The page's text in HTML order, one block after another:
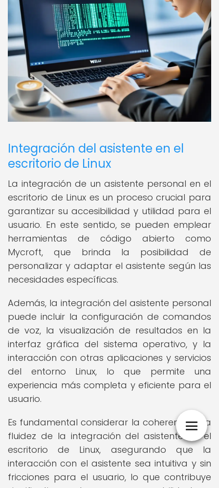
Integración del asistente en el
escritorio de Linux
La integración de un asistente personal en el
escritorio de Linux es un proceso crucial para
garantizar su accesibilidad y utilidad para el
usuario. En este sentido, se pueden emplear
herramientas de código abierto como
Mycroft, que brinda la posibilidad de
personalizar y adaptar el asistente según las
necesidades específicas.
Además, la integración del asistente personal
puede incluir la configuración de comandos
de voz, la visualización de resultados en la
interfaz gráfica del sistema operativo, y la
interacción con otras aplicaciones y servicios
del entorno Linux, lo que permite una
experiencia más completa y eficiente para el
usuario.
Es fundamental considerar la coherencia y la
fluidez de la integración del asistente en el
escritorio de Linux, asegurando que la
interacción con el asistente sea intuitiva y sin
fricciones para el usuario, lo que contribuye